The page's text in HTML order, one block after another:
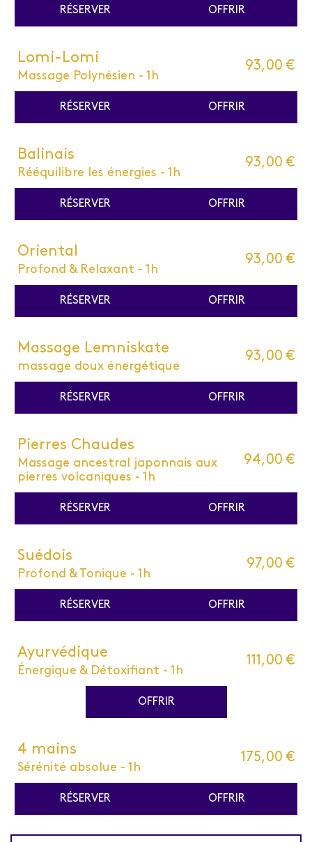
RÉSERVER OFFRIR
Lomi-Lomi
Massage Polynésien - 1h
93,00 €
RÉSERVER OFFRIR
Balinais
Rééquilibre les énergies - 1h
93,00 €
RÉSERVER OFFRIR
Oriental
Profond & Relaxant - 1h
93,00 €
RÉSERVER OFFRIR
Massage Lemniskate
massage doux énergétique
93,00 €
RÉSERVER OFFRIR
Pierres Chaudes
Massage ancestral japonnais aux
pierres volcaniques - 1h
94,00 €
RÉSERVER OFFRIR
Suédois
Profond & Tonique - 1h
97,00 €
RÉSERVER OFFRIR
Ayurvédique
Énergique & Détoxifiant - 1h
111,00 €
OFFRIR
4 mains
Sérénité absolue - 1h
175,00 €
RÉSERVER OFFRIR